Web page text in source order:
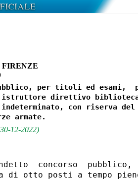
per titoli ed
direttivo
con riserva
12-2022)
concorso  pubblico,
di otto posti a tempo